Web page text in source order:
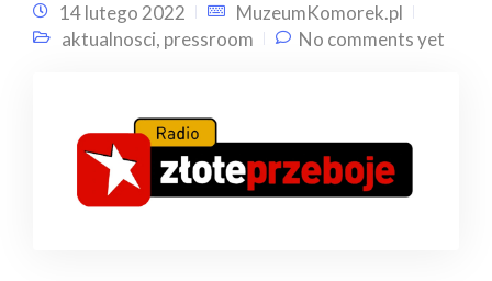
14 lutego 2022
MuzeumKomorek.pl
aktualnosci, pressroom No comments yet